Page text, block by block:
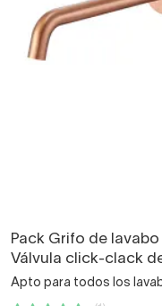
Pack Grifo de
Válvula click-clack
Apto para todos los